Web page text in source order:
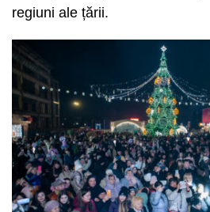
regiuni ale țării.